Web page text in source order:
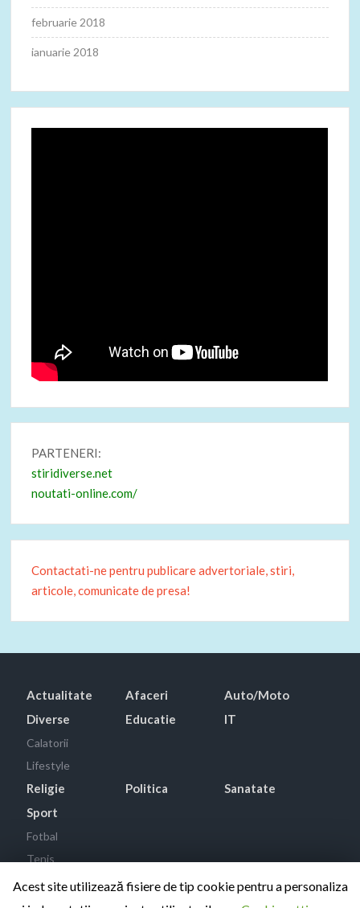
februarie 2018
ianuarie 2018
PARTENERI:
stiridiverse.net
noutati-online.com/
Contactati-ne pentru publicare advertoriale, stiri,
articole, comunicate de presa!
Actualitate Afaceri
Auto/Moto
Diverse
Calatorii
Lifestyle
Educatie IT
Religie Politica
Sanatate
Sport
Fotbal
Tenis
Acest site utilizează fisiere de tip cookie pentru a personaliza